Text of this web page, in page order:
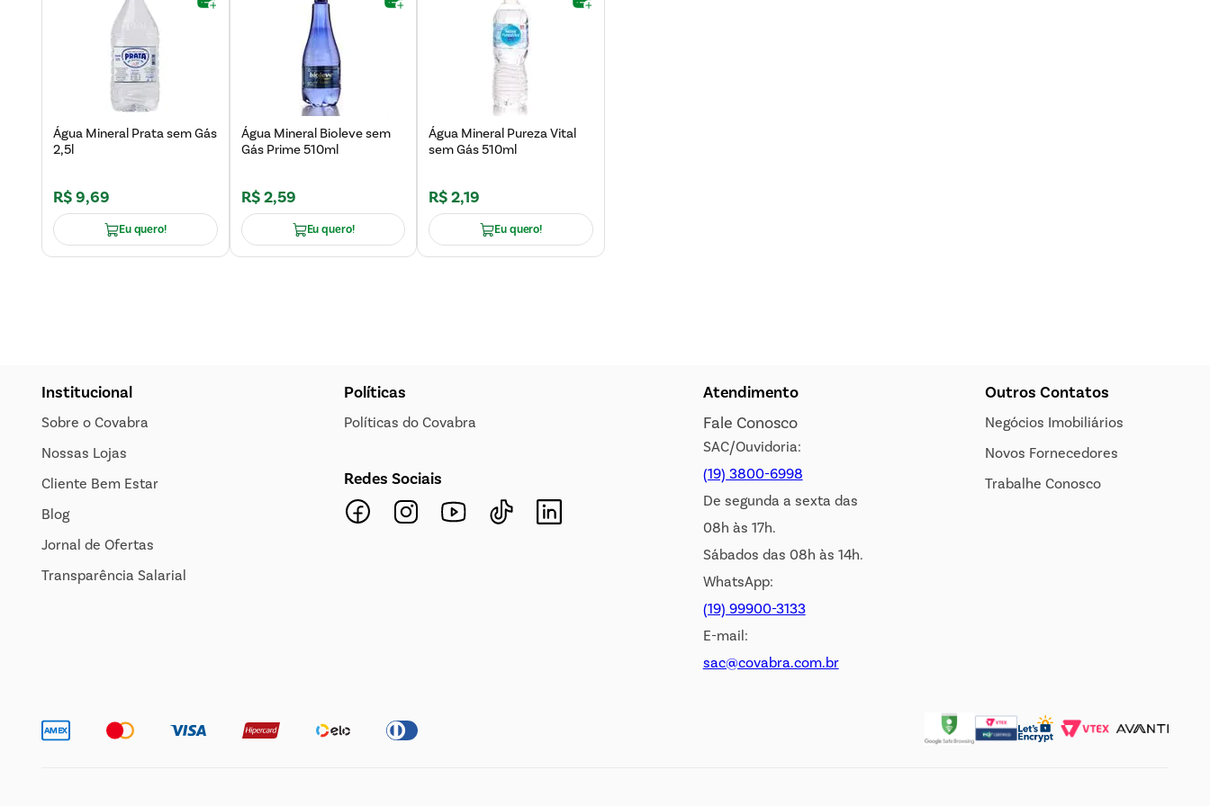
Água Mineral Prata sem Gás
2,5l
R$9,69
Eu quero!
Água Mineral Bioleve sem
Gás Prime 510ml
R$2,59
Eu quero!
Água Mineral Pureza Vital
sem Gás 510ml
R$2,19
Eu quero!
Institucional
Sobre o Covabra
Nossas Lojas
Cliente Bem Estar
Blog
Jornal de Ofertas
Transparência Salarial
Políticas
Políticas do Covabra
Redes Sociais
Atendimento
Fale Conosco
SAC/Ouvidoria:
(19) 3800-6998
De segunda a sexta das
08h às 17h.
Sábados das 08h às 14h.
WhatsApp:
(19) 99900-3133
E-mail:
sac@covabra.com.br
Outros Contatos
Negócios Imobiliários
Novos Fornecedores
Trabalhe Conosco